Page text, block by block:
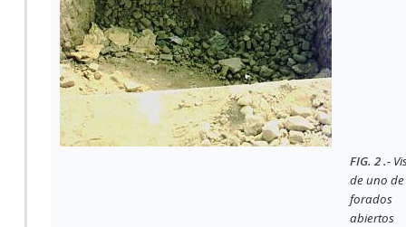
FIG. 2 .-
de uno
forados
abiertos